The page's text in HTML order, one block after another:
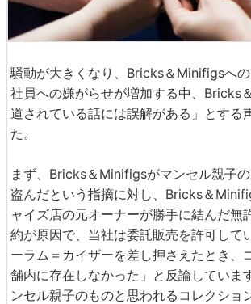
騒動が大きくなり、Bricks＆Minifigsへ
社員への嫌がらせが増加する中、Bricks
道されている話には誤解がある」とする
た。
まず、Bricks＆Minifigsがマンセル親子
盗んだという指摘に対し、Bricks＆
ャイズ店の元オーナーが勝手に結んだ無
約が原因で、当社は委託販売を許可して
ーラム＝カイザーを差し押さえたとき、
舗内に存在しなかった」と反論していま
ンセル親子のものと思われるコレクショ